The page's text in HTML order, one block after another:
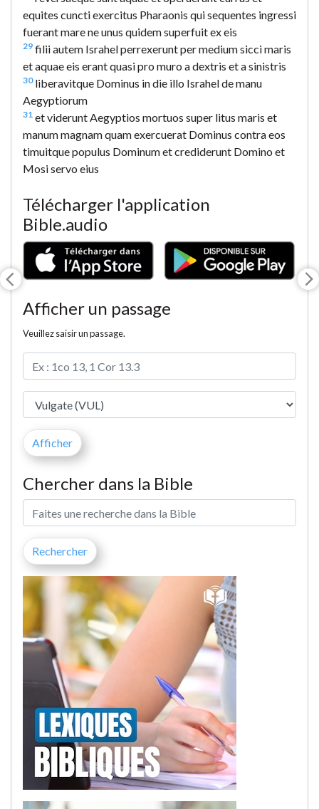
equites cuncti exercitus Pharaonis qui sequentes ingressi
fuerant mare ne unus quidem superfuit ex eis
29 filii autem Israhel perrexerunt per medium sicci maris
et aquae eis erant quasi pro muro a dextris et a sinistris
30liberavitque Dominus in die illo Israhel de manu
Aegyptiorum
31 et viderunt Aegyptios mortuos super litus maris et
manum magnam quam exercuerat Dominus contra eos
timuitque populus Dominum et crediderunt Domino et
Mosi servo eius
Télécharger l'application
Bible.audio
Afficher un passage
Veuillez saisir un passage.
Chercher dans la Bible